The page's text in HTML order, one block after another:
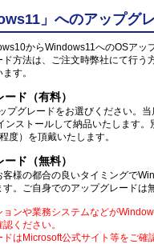
」へのアップグ
からWindows11へのOSアッ
方法は、ご注文時弊社にて行う
す。
ド（有料）
プグレードをお選びください。当
ンストールして納品いたします。
度）を頂戴いたします。
ド（無料）
様の都合の良いタイミングで
。ご自身でのアップグレードは
ンや業務システムなどが
ください。
はMicrosoft公式サイト等をご確